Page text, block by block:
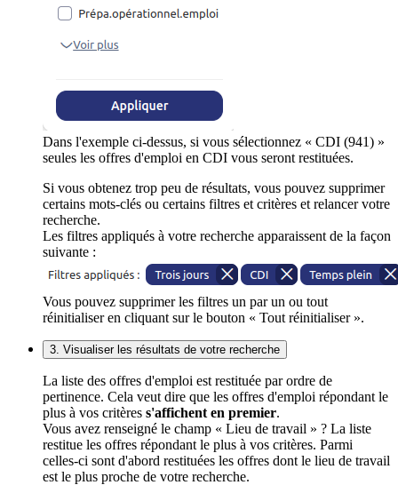
Dans l'exemple ci-dessus, si vous sélectionnez « CDI (941) »
seules les offres d'emploi en CDI vous seront restituées.
Si vous obtenez trop peu de résultats, vous pouvez supprimer
certains mots-clés ou certains filtres et critères et relancer votre
recherche.
Les filtres appliqués à votre recherche apparaissent de la façon
suivante :
Vous pouvez supprimer les filtres un par un ou tout
réinitialiser en cliquant sur le bouton « Tout réinitialiser ».
3. Visualiser les résultats de votre recherche
La liste des offres d'emploi est restituée par ordre de
pertinence. Cela veut dire que les offres d'emploi répondant le
plus à vos critères s'affichent en premier.
Vous avez renseigné le champ « Lieu de travail » ? La liste
restitue les offres répondant le plus à vos critères. Parmi
celles-ci sont d'abord restituées les offres dont le lieu de travail
est le plus proche de votre recherche.